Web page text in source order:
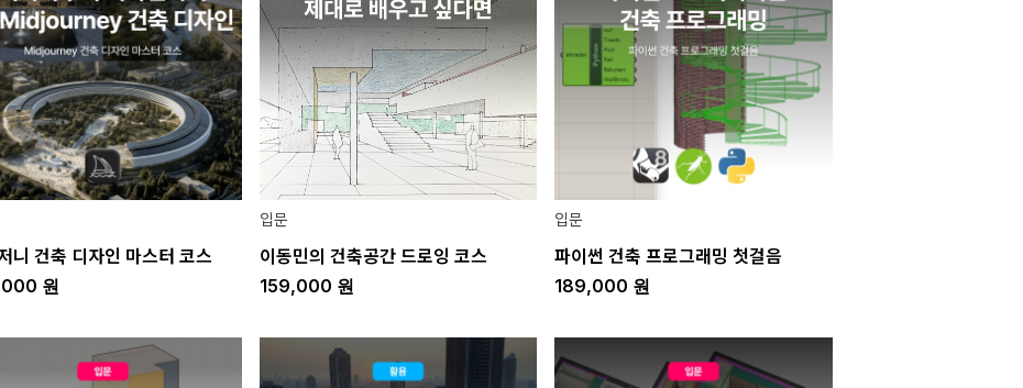
니 건축 디자인 마스터 코스
원
입문
이동민의 건축공간 드로잉 코스
159,000 원
입문
파이썬 건축 프로그래밍 첫걸음
189,000 원